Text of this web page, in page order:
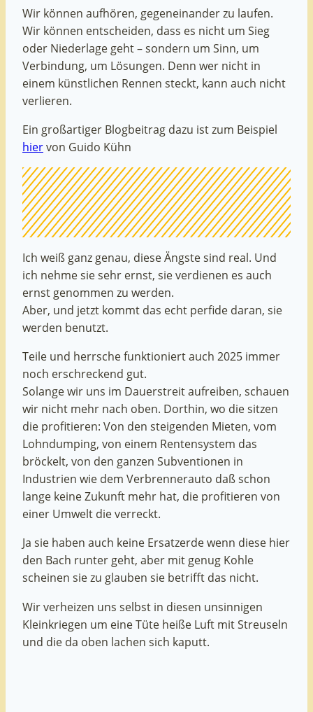
Wir können aufhören, gegeneinander zu laufen.
Wir können entscheiden, dass es nicht um Sieg
oder Niederlage geht – sondern um Sinn, um
Verbindung, um Lösungen. Denn wer nicht in
einem künstlichen Rennen steckt, kann auch nicht
verlieren.
Ein großartiger Blogbeitrag dazu ist zum Beispiel
hiervon Guido Kühn
Ich weiß ganz genau, diese Ängste sind real. Und
ich nehme sie sehr ernst, sie verdienen es auch
ernst genommen zu werden.
Aber, und jetzt kommt das echt perfide daran, sie
werden benutzt.
Teile und herrsche funktioniert auch 2025 immer
noch erschreckend gut.
Solange wir uns im Dauerstreit aufreiben, schauen
wir nicht mehr nach oben. Dorthin, wo die sitzen
die profitieren: Von den steigenden Mieten, vom
Lohndumping, von einem Rentensystem das
bröckelt, von den ganzen Subventionen in
Industrien wie dem Verbrennerauto daß schon
lange keine Zukunft mehr hat, die profitieren von
einer Umwelt die verreckt.
Ja sie haben auch keine Ersatzerde wenn diese hier
den Bach runter geht, aber mit genug Kohle
scheinen sie zu glauben sie betrifft das nicht.
Wir verheizen uns selbst in diesen unsinnigen
Kleinkriegen um eine Tüte heiße Luft mit Streuseln
und die da oben lachen sich kaputt.